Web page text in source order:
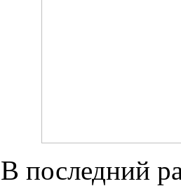
В последний